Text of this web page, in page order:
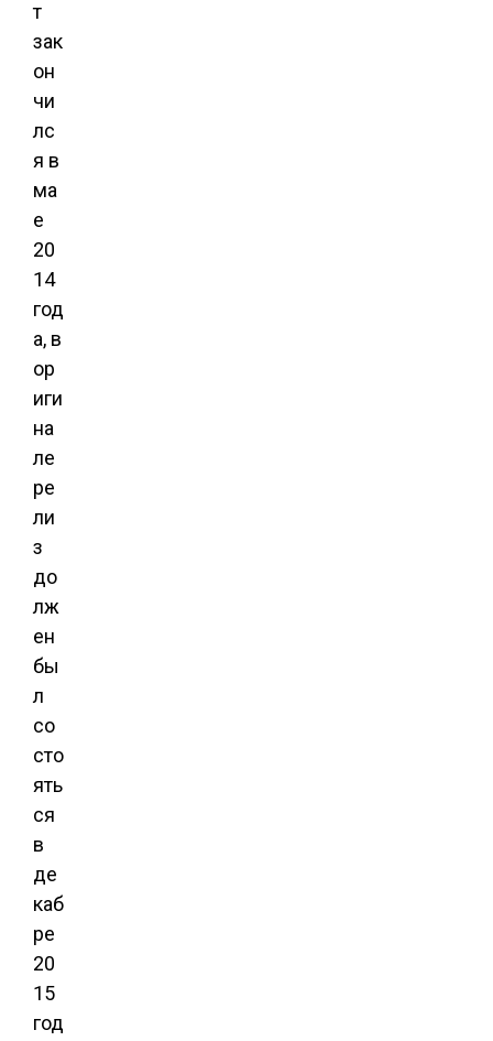
т
зак
он
чи
лс
я в
ма
е
20
14
год
а, в
ор
иги
на
ле
ре
ли
з
до
лж
ен
бы
л
со
сто
ять
ся
в
де
каб
ре
20
15
год